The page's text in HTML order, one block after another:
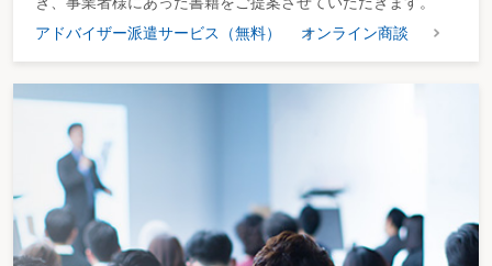
アドバイザー派遣サービス（無料）
オンライン商談